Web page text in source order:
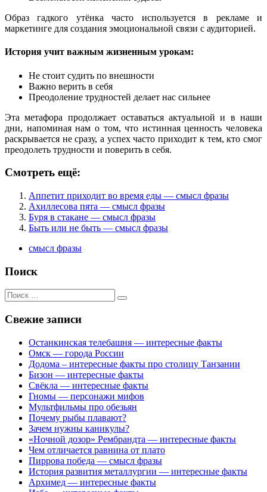
Образ гадкого утёнка часто используется в рекламе и
маркетинге для создания эмоциональной связи с аудиторией.
История учит важным жизненным урокам:
Не стоит судить по внешности
Важно верить в себя
Преодоление трудностей делает нас сильнее
Эта метафора продолжает оставаться актуальной и в наши
дни, напоминая нам о том, что истинная ценность человека
раскрывается не сразу, а успех часто приходит к тем, кто смог
преодолеть трудности и поверить в себя.
Смотреть ещё:
Аппетит приходит во время еды — смысл фразы
Ахиллесова пята — смысл фразы
Буря в стакане — смысл фразы
Быть или не быть — смысл фразы
смысл фразы
Поиск
Поиск
для:
Свежие записи
Останкинская телебашня — интересные факты
Омск — города России
Додома – интересные факты про столицу Танзании
Бизон — интересные факты
Свёкла — интересные факты
Гномы — персонажи мифов
Мультфильмы про обезьян
Почему рыбы плавают?
Зачем нужны каникулы?
«Ночной дозор» Рембрандта — интересные факты
Чем отличается равнина от плато
Пиррова победа — смысл фразы
История развития металлургии — интересные факты
Архимед — интересные факты